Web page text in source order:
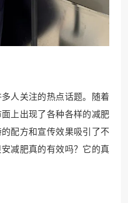
人关注的热点话题。随着
上出现了各种各样的减肥
配方和宣传效果吸引了不
减肥真的有效吗？它的真